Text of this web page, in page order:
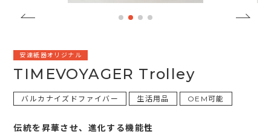
安達紙器オリジナル
TIMEVOYAGER Trolley
バルカナイズドファイバー 生活用品 OEM可能
伝統を昇華させ、進化する機能性